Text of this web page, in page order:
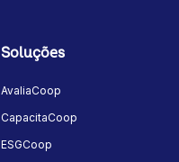
Soluções
AvaliaCoop
CapacitaCoop
ESGCoop